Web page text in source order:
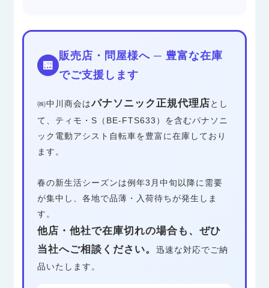
🏪
販売店・問屋様へ ─ 豊富な在庫
でご支援します
㈱中川商会はパナソニック正規代理店とし
て、ティモ・S（BE-FTS633）を含むパナソニ
ック電動アシスト自転車を豊富に在庫しており
ます。
春の新生活シーズンは例年3月中旬以降に需要
が集中し、各地で品薄・入荷待ちが発生しま
す。
他店・他社で在庫切れの場合も、ぜひ
当社へご相談ください。迅速な対応でご納
品いたします。